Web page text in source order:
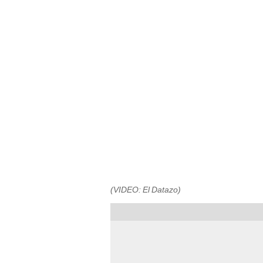
(VIDEO: El Datazo)